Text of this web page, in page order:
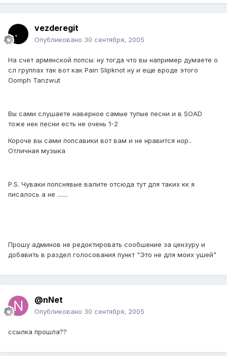
vezderegit
Опубликовано 30 сентября, 2005
На счет армянской попсы: ну тогда что вы например думаете о
сл группах так вот как Pain Slipknot ну и еще вроде этого
Oomph Tanzwut
Вы сами слушаете наверное самые тупые песни и в SOAD
тоже нек песни есть не очень 1-2
Короче вы сами попсавики вот вам и не нравится нор..
Отличная музыка
P.S. Чуваки попснявые валите отсюда тут для таких кк я
писалось а не .......
Прошу админов не редоктировать сообшение за цензуру и
добавить в раздел голосования пункт "Это не для моих ушей"
@nNet
Опубликовано 30 сентября, 2005
ссылка прошла??